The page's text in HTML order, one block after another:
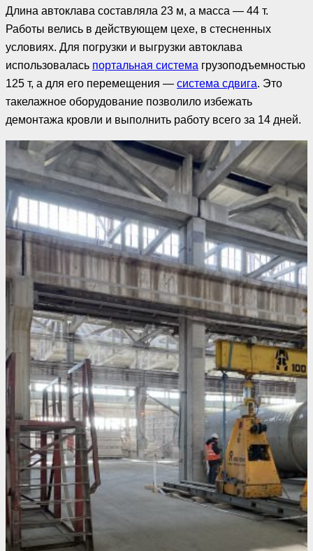
Длина автоклава составляла 23 м, а масса — 44 т.
Работы велись в действующем цехе, в стесненных
условиях. Для погрузки и выгрузки автоклава
использовалась портальная система грузоподъемностью
125 т, а для его перемещения — система сдвига. Это
такелажное оборудование позволило избежать
демонтажа кровли и выполнить работу всего за 14 дней.